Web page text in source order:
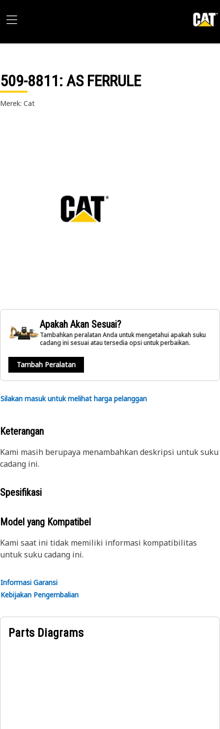
509-8811: AS FERRULE
Merek: Cat
Apakah Akan Sesuai?
Tambahkan peralatan Anda untuk mengetahui apakah suku
cadang ini sesuai atau tersedia opsi untuk perbaikan.
Tambah Peralatan
Silakan masuk untuk melihat harga pelanggan
Keterangan
Kami masih berupaya menambahkan deskripsi untuk suku
cadang ini.
Spesifikasi
Model yang Kompatibel
Kami saat ini tidak memiliki informasi kompatibilitas
untuk suku cadang ini.
Informasi Garansi
Kebijakan Pengembalian
Parts Diagrams